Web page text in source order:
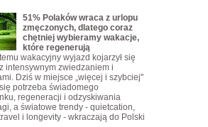
51% Polaków wraca z urlopu
zmęczonych, dlatego coraz
chętniej wybieramy wakacje,
które regenerują
wakacyjny wyjazd kojarzył się
intensywnym zwiedzaniem i
Dziś w miejsce „więcej i szybciej"
potrzeba świadomego
regeneracji i odzyskiwania
a światowe trendy - quietcation,
i longevity - wkraczają do Polski